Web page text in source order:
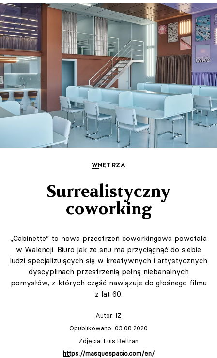
WNĘTRZA
Surrealistyczny
coworking
„Cabinette” to nowa przestrzeń coworkingowa powstała
w Walencji. Biuro jak ze snu ma przyciągnąć do siebie
ludzi specjalizujących się w kreatywnych i artystycznych
dyscyplinach przestrzenią pełną niebanalnych
pomysłów, z których część nawiązuje do głośnego filmu
z lat 60.
Autor: IZ
Opublikowano: 03.08.2020
Zdjęcia: Luis Beltran
https://masquespacio.com/en/